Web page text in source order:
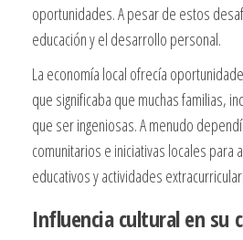
oportunidades. A pesar de estos
educación y el desarrollo personal.
La economía local ofrecía
que significaba que muchas familias,
que ser ingeniosas. A menudo
comunitarios e iniciativas locales para
educativos y actividades
Influencia cultural en su